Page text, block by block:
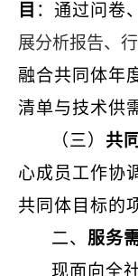
目 ：通过问卷
展分析报告、
融合共同体年
清单与技术供
（三） 共
心成员工作协
共同体目标的
二、 服务
现面向全